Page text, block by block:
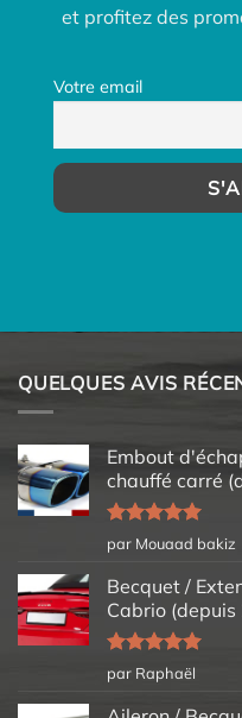
et profitez des
Votre email
QUELQUES AVIS
Embout
chauffé carré
Note5sur
5
par Mouaad bakiz
Becquet /
Cabrio (depuis
Note5sur
5
par Raphaël